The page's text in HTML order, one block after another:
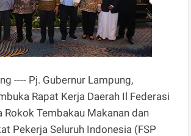
---- Pj. Gubernur Lampung,
Rapat Kerja Daerah Il Federasi
Rokok Tembakau Makanan dan
Pekerja Seluruh Indonesia (FSP